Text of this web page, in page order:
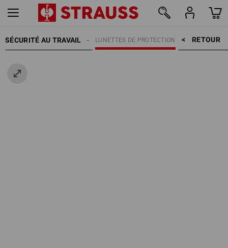
SÉCURITÉ AU TRAVAIL RETOUR    >
LUNETTES DE PROTECTION
PROTECTION DES YEUX